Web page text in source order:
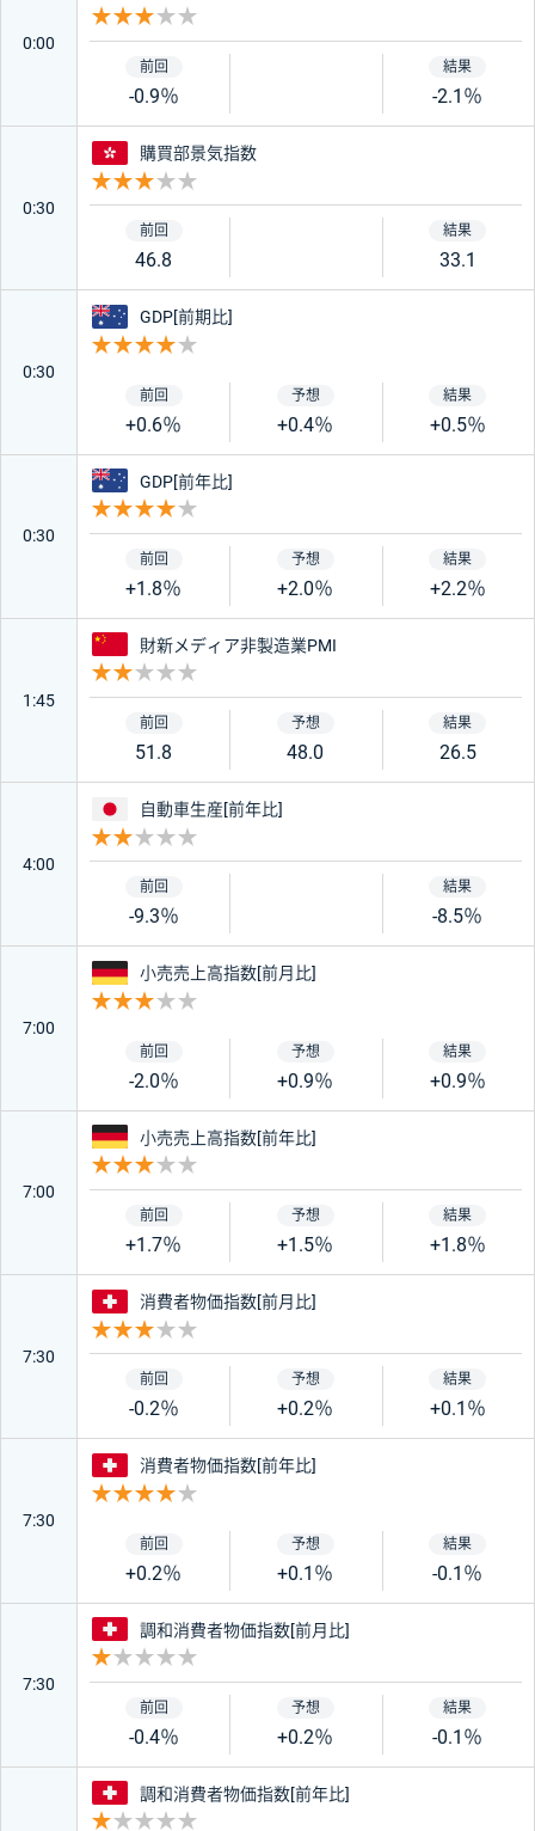
0:00
-0.9％ -2.1％
0:30
香港
購買部景気指数
46.8 33.1
0:30
オーストラリア
GDP[前期比]
+0.6％ +0.4％ +0.5％
0:30
オーストラリア
GDP[前年比]
+1.8％ +2.0％ +2.2％
1:45
中国
財新メディア非製造業PMI
51.8 48.0 26.5
4:00
日本
自動車生産[前年比]
-9.3％ -8.5％
7:00
ドイツ
小売売上高指数[前月比]
-2.0％ +0.9％ +0.9％
7:00
ドイツ
小売売上高指数[前年比]
+1.7％ +1.5％ +1.8％
7:30
スイス
消費者物価指数[前月比]
-0.2％ +0.2％ +0.1％
7:30
スイス
消費者物価指数[前年比]
+0.2％ +0.1％ -0.1％
7:30
スイス
調和消費者物価指数[前月比]
-0.4％ +0.2％ -0.1％
スイス
調和消費者物価指数[前年比]